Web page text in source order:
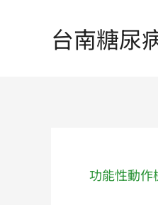
台南糖尿
功能性動作